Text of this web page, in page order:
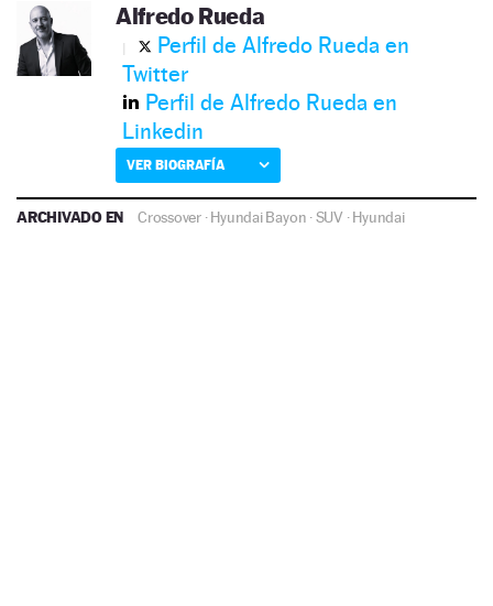
Alfredo Rueda
Perfil de Alfredo Rueda en
Twitter
Perfil de Alfredo Rueda en
Linkedin
VER BIOGRAFÍA
ARCHIVADO EN Crossover·Hyundai Bayon ·SUV ·Hyundai